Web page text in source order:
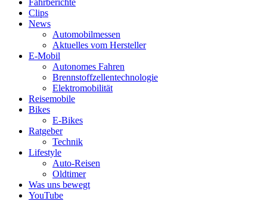
Fahrberichte
Clips
News
Automobilmessen
Aktuelles vom Hersteller
E-Mobil
Autonomes Fahren
Brennstoffzellentechnologie
Elektromobilität
Reisemobile
Bikes
E-Bikes
Ratgeber
Technik
Lifestyle
Auto-Reisen
Oldtimer
Was uns bewegt
YouTube